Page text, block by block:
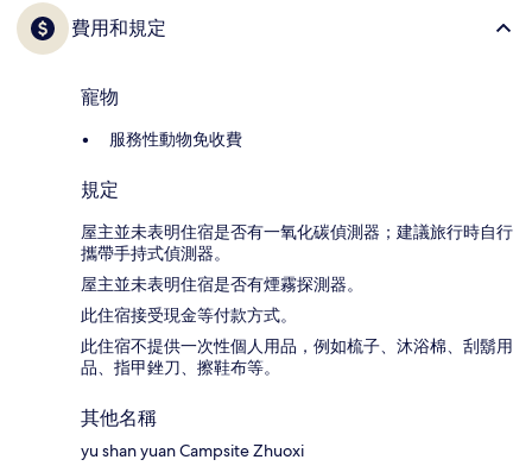
費用和規定
寵物
服務性動物免收費
規定
屋主並未表明住宿是否有一氧化碳偵測器；建議旅行時自行
攜帶手持式偵測器。
屋主並未表明住宿是否有煙霧探測器。
此住宿接受現金等付款方式。
此住宿不提供一次性個人用品，例如梳子、沐浴棉、刮鬍用
品、指甲銼刀、擦鞋布等。
其他名稱
yu shan yuan Campsite Zhuoxi